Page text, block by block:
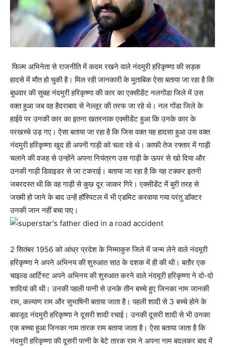
फिल्म अभिनेता से राजनीति में कदम रखने वाले नंदमुरी हरिकृष्णा की सड़क
हादसे में मौत हो चुकी है। मिल रही जानकारी के मुताबिक ऐसा बताया जा रहा है कि
बुधवार की सुबह नंदमुरी हरिकृष्णा की कार का एक्सीडेंट नलगोंडा जिले में उस
वक्त हुआ जब वह हैदराबाद से नेल्लूर की तरफ जा रहे थे। नल गोंडा जिले के
हाईवे पर उनकी कार का इतना खतरनाक एक्सीडेंट हुआ कि उनके कार के
परखच्चे उड़ गए। ऐसा बताया जा रहा है कि जिस वक्त यह हादसा हुआ उस वक्त
नंदमुरी हरिकृष्णा खुद ही अपनी गाड़ी को चला रहे थे। काफी तेज रफ्तार में गाड़ी
चलाने की वजह से उन्होंने अपना नियंत्रण उस गाड़ी के ऊपर से खो दिया और
उनकी गाड़ी डिवाइडर से जा टकराई। बताया जा रहा है कि यह टक्कर इतनी
जबरदस्त थी कि वह गाड़ी से कुछ दूर जाकर गिरे। एक्सीडेंट में बुरी तरह से
जख्मी हो जाने के बाद उन्हें हॉस्पिटल में भी एडमिट करवाया गया परंतु डॉक्टर
उनकी जान नहीं बचा पाए।
2 सितंबर 1956 को आंध्र प्रदेश के निम्माकुरु जिले में जन्म लेने वाले नंदमूरी
हरिकृष्णा ने अपने अभिनय की शुरुआत साठ के दशक में ही की थी। बतौर एक
चाइल्ड आर्टिस्ट अपने अभिनय की शुरुआत करने वाले नंदमूरी हरिकृष्णा ने दो-दो
शादियां की थी। उनकी पहली पत्नी से उनके तीन बच्चे हुए जिनका नाम जानकी
राम, कल्याण राम और सुभाषिनी बताया जाता है। पहली शादी से 3 बच्चे होने के
बावजूद नंदमुरी हरिकृष्णा ने दूसरी शादी रचाई। उनकी दूसरी शादी से भी उनका
एक बच्चा हुआ जिनका नाम तारक राम बताया जाता है। ऐसा बताया जाता है कि
नंदमुरी हरिकृष्णा की दूसरी पत्नी के बेटे तारक राम ने अपना नाम बदलकर बाद में